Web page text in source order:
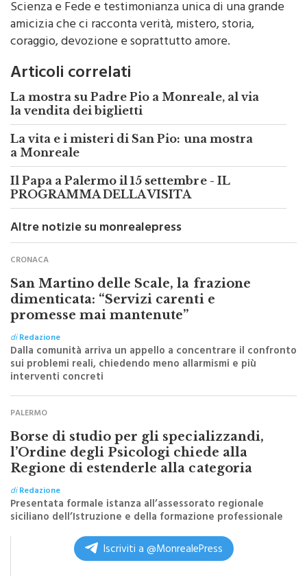
amicizia che ci racconta verità, mistero, storia,
coraggio, devozione e soprattutto amore.
Articoli correlati
La mostra su Padre Pio a Monreale, al via
la vendita dei biglietti
La vita e i misteri di San Pio: una mostra
a Monreale
PROGRAMMA DELLA VISITA
Altre notizie su monrealepress
CRONACA
San Martino delle Scale, la frazione
dimenticata: “Servizi carenti e
promesse mai mantenute”
diRedazione
Dalla comunità arriva un appello a concentrare il confronto
sui problemi reali, chiedendo meno allarmismi e più
interventi concreti
PALERMO
Borse di studio per gli specializzandi,
l’Ordine degli Psicologi chiede alla
Regione di estenderle alla categoria
diRedazione
Presentata formale istanza all’assessorato regionale
siciliano dell’Istruzione e della formazione professionale
Iscriviti a @MonrealePress